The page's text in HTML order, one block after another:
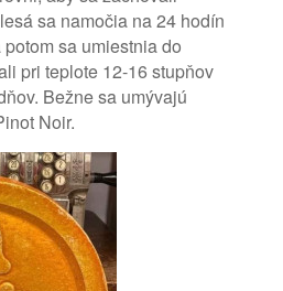
sa namočia na 24 hodín
sa umiestnia do
pri teplote 12-16 stupňov
Bežne sa umývajú
Noir.